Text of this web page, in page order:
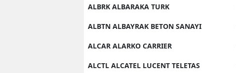
ALBRK ALBARAKA TURK
ALBTN ALBAYRAK BETON SANAYI
ALCAR ALARKO CARRIER
ALCTL ALCATEL LUCENT TELETAS